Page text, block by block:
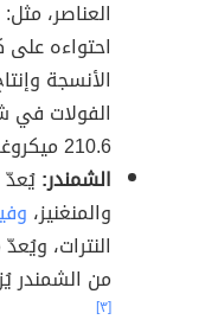
احتواءه على
الأنسجة
الفولات في
210.6 ميكروغرامات.
الشمندر:يُعدّ
والمنغنيز،
النترات،
من الشمندر يُزوّد الجسم
[٣]